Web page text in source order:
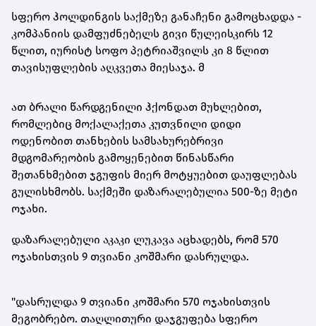
სფერო ჰოლდინგის საქმეზე განაჩენი გამოცხადდა -
კომპანიის დამფუძნებელს გივი წულეისკირს 12
წლით, იურისტ სოფო პეტრიაშვილს კი 8 წლით
თავისუფლების აღკვეთა მიესაჯა. მ
ათ ბრალი წარდგენილი ჰქონდათ მუხლებით,
რომლებიც მოქალაქეთა კუთვნილი დიდი
ოდენობით თანხების სამსახურებრივი
მდგომარეობის გამოყენებით წინასწარი
შეთანხმებით ჯგუფის მიერ მოტყუებით დაუფლებას
გულისხმობს. საქმეში დაზარალებულია 500-ზე მეტი
ოჯახი.
დაზარალებული აკაკი ლუკავა აცხადებს, რომ 570
ოჯახისთვის 9 თვიანი კოშმარი დასრულდა.
"დასრულდა 9 თვიანი კოშმარი 570 ოჯახისთვის
მეგობრებო. თაღლითური დაჯგუფება სფერო